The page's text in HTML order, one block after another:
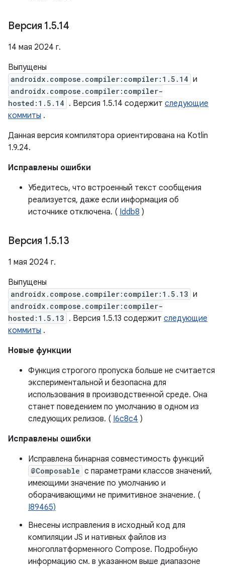
Версия 1.5.14
14 мая 2024 г.
Выпущены
androidx.compose.compiler:compiler:1.5.14 и
androidx.compose.compiler:compiler-
hosted:1.5.14 . Версия 1.5.14 содержит следующие
коммиты .
Данная версия компилятора ориентирована на Kotlin
1.9.24.
Исправлены ошибки
Убедитесь, что встроенный текст сообщения
реализуется, даже если информация об
источнике отключена. ( Iddb8 )
Версия 1.5.13
1 мая 2024 г.
Выпущены
androidx.compose.compiler:compiler:1.5.13 и
androidx.compose.compiler:compiler-
hosted:1.5.13 . Версия 1.5.13 содержит следующие
коммиты .
Новые функции
Функция строгого пропуска больше не считается
экспериментальной и безопасна для
использования в производственной среде. Она
станет поведением по умолчанию в одном из
следующих релизов. ( I6c8c4 )
Исправлены ошибки
Исправлена ​​бинарная совместимость функций
@Composable с параметрами классов значений,
имеющими значение по умолчанию и
оборачивающими не примитивное значение. (
I89465)
Внесены исправления в исходный код для
компиляции JS и нативных файлов из
многоплатформенного Compose. Подробную
информацию см. в указанном выше диапазоне